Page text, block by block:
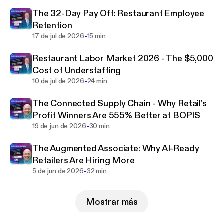
executives can use today.
If you’re looking to make informed management,
marketing, & operational choices backed by real-
world data, this is the retail podcast for you!
Stay Sharp. Be Data-driven. Harness AI.
Subscribe:
Retail Razor Podcast Network:
Newsletter:https://retailrazor.substack.com
YouTube:https://go.retailrazor.com/utube
https://go.retailrazor.com/Bluesky
The 32-Day Pay Off: Restaurant Employee
Retention
17 de jul de 2026-15 min
Restaurant Labor Market 2026 - The $5,000
Cost of Understaffing
10 de jul de 2026-24 min
The Connected Supply Chain - Why Retail's
Profit Winners Are 555% Better at BOPIS
19 de jun de 2026-30 min
The Augmented Associate: Why AI-Ready
Retailers Are Hiring More
5 de jun de 2026-32 min
Mostrar más